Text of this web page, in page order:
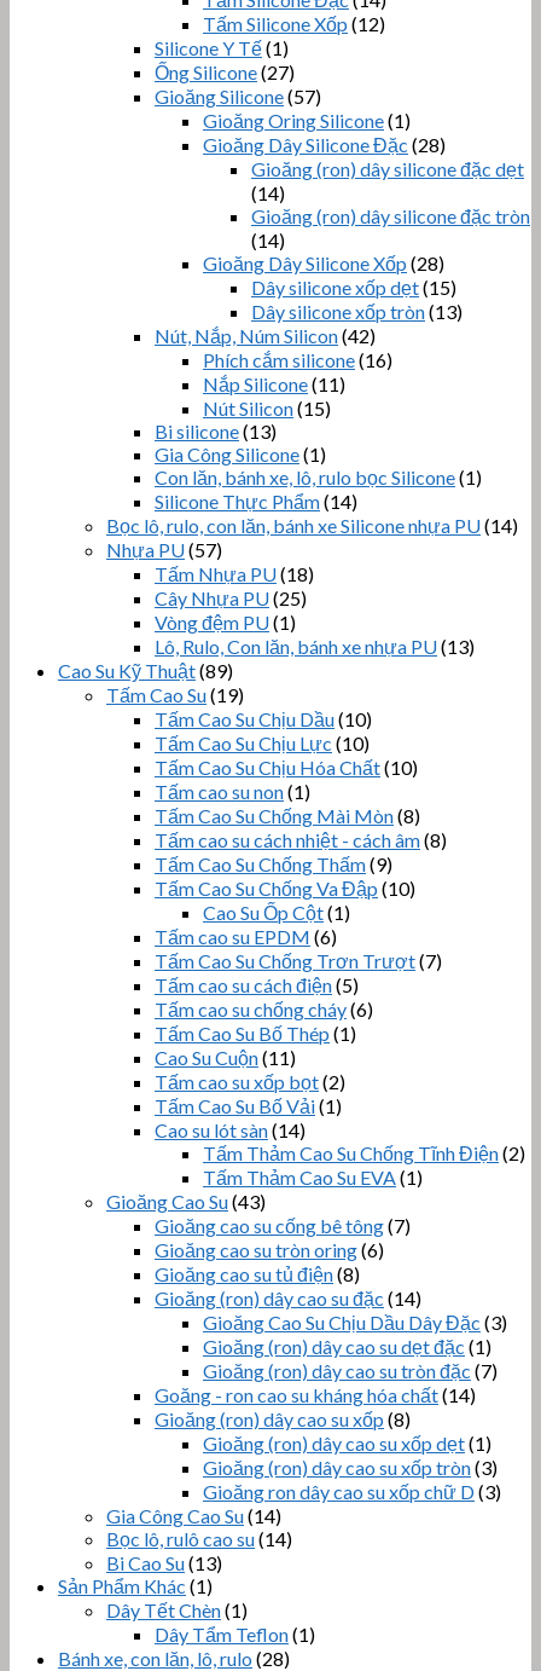
Tấm Silicone Xốp (12)
Silicone Y Tế(1)
Ống Silicone(27)
Gioăng Silicone(57)
Gioăng Oring Silicone(1)
Gioăng Dây Silicone Đặc (28)
Gioăng (ron) dây silicone đặc dẹt
(14)
Gioăng (ron) dây silicone đặc tròn
(14)
Gioăng Dây Silicone Xốp (28)
Dây silicone xốp dẹt(15)
Dây silicone xốp tròn(13)
Nút, Nắp, Núm Silicon(42)
Phích cắm silicone(16)
Nắp Silicone(11)
Nút Silicon(15)
Bi silicone(13)
Gia Công Silicone(1)
Con lăn, bánh xe, lô, rulo bọc Silicone(1)
Silicone Thực Phẩm(14)
Bọc lô, rulo, con lăn, bánh xe Silicone nhựa PU(14)
Nhựa PU(57)
Tấm Nhựa PU(18)
Cây Nhựa PU(25)
Vòng đệm PU(1)
Lô, Rulo, Con lăn, bánh xe nhựa PU(13)
Cao Su Kỹ Thuật(89)
Tấm Cao Su(19)
Tấm Cao Su Chịu Dầu(10)
Tấm Cao Su Chịu Lực (10)
Tấm Cao Su Chịu Hóa Chất(10)
Tấm cao su non(1)
Tấm Cao Su Chống Mài Mòn(8)
Tấm cao su cách nhiệt - cách âm(8)
Tấm Cao Su Chống Thấm(9)
Tấm Cao Su Chống Va Đập (10)
Cao Su Ốp Cột(1)
Tấm cao su EPDM (6)
Tấm Cao Su Chống Trơn Trượt(7)
Tấm cao su cách điện(5)
Tấm cao su chống cháy(6)
Tấm Cao Su Bố Thép (1)
Cao Su Cuộn(11)
Tấm cao su xốp bọt(2)
Tấm Cao Su Bố Vải(1)
Cao su lót sàn(14)
Tấm Thảm Cao Su Chống Tĩnh Điện(2)
Tấm Thảm Cao Su EVA(1)
Gioăng Cao Su(43)
Gioăng cao su cống bê tông(7)
Gioăng cao su tròn oring(6)
Gioăng cao su tủ điện(8)
Gioăng (ron) dây cao su đặc (14)
Gioăng Cao Su Chịu Dầu Dây Đặc (3)
Gioăng (ron) dây cao su dẹt đặc (1)
Gioăng (ron) dây cao su tròn đặc (7)
Goăng - ron cao su kháng hóa chất(14)
Gioăng (ron) dây cao su xốp (8)
Gioăng (ron) dây cao su xốp dẹt(1)
Gioăng (ron) dây cao su xốp tròn(3)
Gioăng ron dây cao su xốp chữ D(3)
Gia Công Cao Su(14)
Bọc lô, rulô cao su(14)
Bi Cao Su(13)
Sản Phẩm Khác (1)
Dây Tết Chèn(1)
Dây Tẩm Teflon(1)
Bánh xe, con lăn, lô, rulo (28)